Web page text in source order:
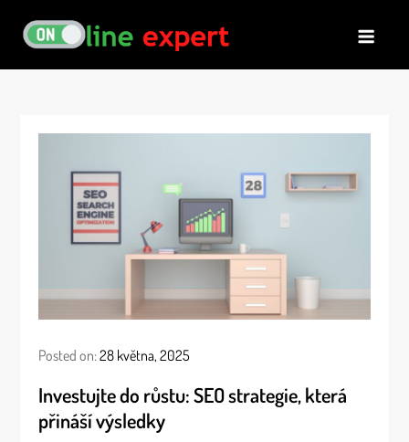
Online expert
Specialista, který vám poradí v
každé situaci
Posted on:28 května, 2025
Investujte do růstu: SEO strategie, která
přináší výsledky